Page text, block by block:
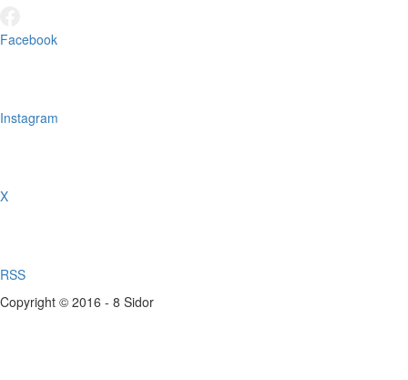
Facebook
Instagram
X
RSS
Copyright © 2016 - 8 Sidor